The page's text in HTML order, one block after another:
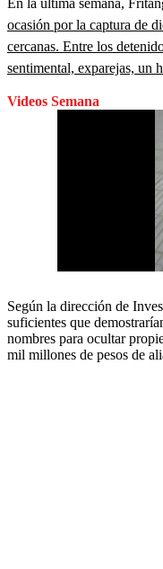
ocasión por la captura de
cercanas. Entre los
sentimental, exparejas, un
Videos Semana
Según la dirección de
suficientes que
nombres para ocultar
mil millones de pesos de